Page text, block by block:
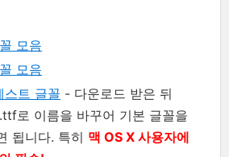
모음
모음
트 글꼴 - 다운로드 받은 뒤
로 이름을 바꾸어 기본 글꼴을
됩니다. 특히 맥 OS X 사용자에